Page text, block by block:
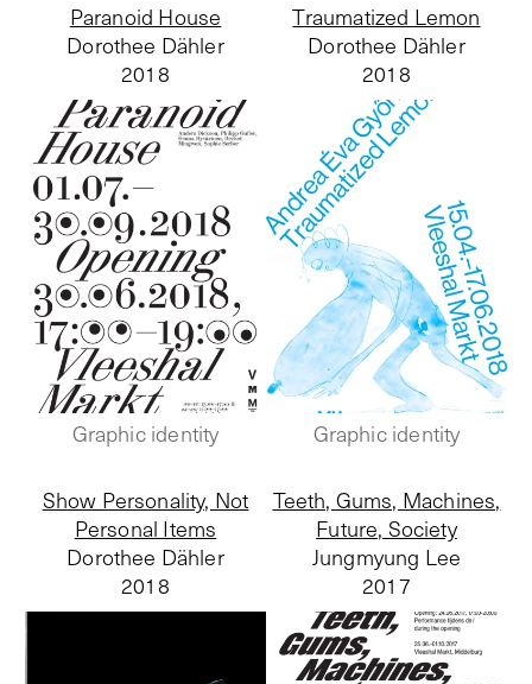
Paranoid House
Dorothee Dähler
2018
Graphic identity
Traumatized Lemon
Dorothee Dähler
2018
Graphic identity
Show Personality, Not
Personal Items
Dorothee Dähler
2018
Teeth, Gums, Machines,
Future, Society
Jungmyung Lee
2017